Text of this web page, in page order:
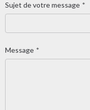
Sujet de votre message
Message